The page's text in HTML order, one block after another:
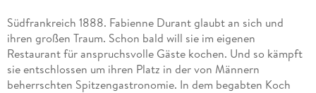
Südfrankreich 1888. Fabienne Durant glaubt an sich und
ihren großen Traum. Schon bald will sie im eigenen
Restaurant für anspruchsvolle Gäste kochen. Und so kämpft
sie entschlossen um ihren Platz in der von Männern
beherrschten Spitzengastronomie. In dem begabten Koch